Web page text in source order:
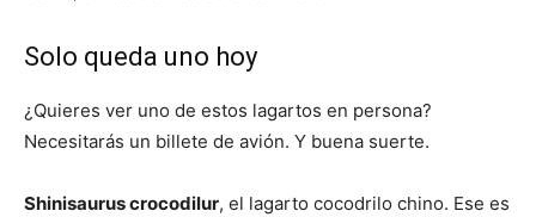
Solo queda uno hoy
¿Quieres ver uno de estos lagartos en persona?
Necesitarás un billete de avión. Y buena suerte.
Shinisaurus crocodilur, el lagarto cocodrilo chino. Ese es